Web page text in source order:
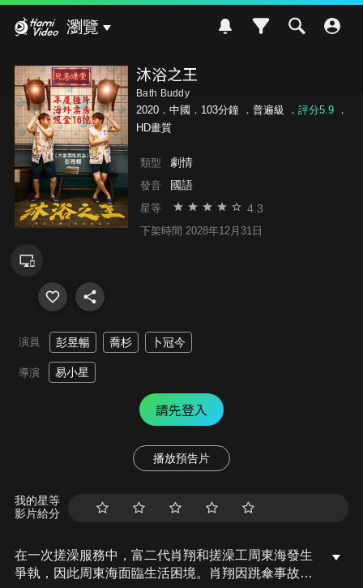
瀏覽
沐浴之王
Bath Buddy
2020．中國．103分鐘 ． 普遍級 ． 評分5.9．
HD畫質
類型 劇情
發音 國語
星等 4.3
下架時間 2028年12月31日
演員 彭昱暢 喬杉 卜冠今
導演 易小星
請先登入
播放預告片
我的星等
影片給分
在一次搓澡服務中，富二代肖翔和搓澡工周東海發生
爭執，因此周東海面臨生活困境。肖翔因跳傘事故被